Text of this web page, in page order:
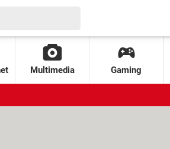
Multimedia Gaming